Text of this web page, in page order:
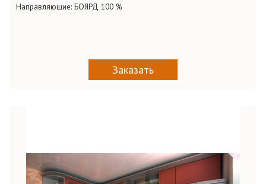
Направляющие: БОЯРД 100 %
Заказать